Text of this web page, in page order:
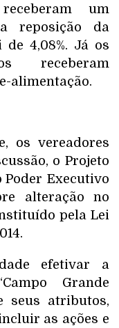
um
reposição da
4,08%. Já os
receberam
alimentação.
os vereadores
o Projeto
Poder Executivo
alteração no
pela Lei
efetivar a
Grande
seus atributos,
as ações e